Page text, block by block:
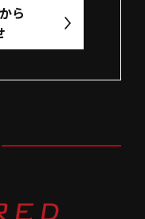
ら